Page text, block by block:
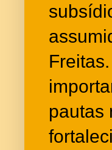
pautas